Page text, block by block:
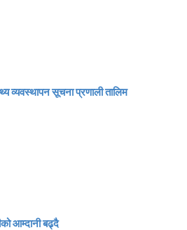
व्यवस्थापन सूचना प्रणाली तालिम
आम्दानी बढ्दै